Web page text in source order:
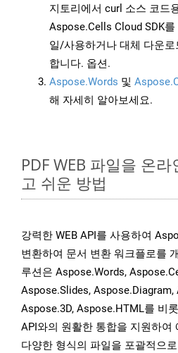
지토리에서 curl 소스 코드
Aspose.Cells Cloud SDK
일/사용하거나 대체 다운로
합니다. 옵션.
Aspose.Words 및
해 자세히 알아보세요.
PDF WEB 파일을 온
고 쉬운 방법
강력한 WEB API를 사용하여
변환하여 문서 변환 워크플로를
루션은 Aspose.Words,
Aspose.Slides, Aspose.Diagram,
Aspose.3D, Aspose.HTML를 비
API와의 원활한 통합을 지원하여
다양한 형식의 파일을 포괄적으